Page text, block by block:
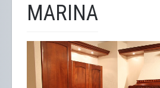
MARINA